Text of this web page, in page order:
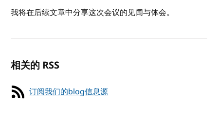
我将在后续文章中分享这次会议的见闻与体会。
相关的 RSS
订阅我们的blog信息源